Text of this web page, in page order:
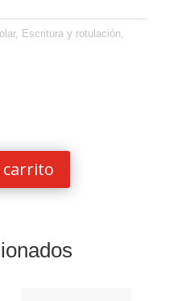
, Escritura y rotulación,
carrito